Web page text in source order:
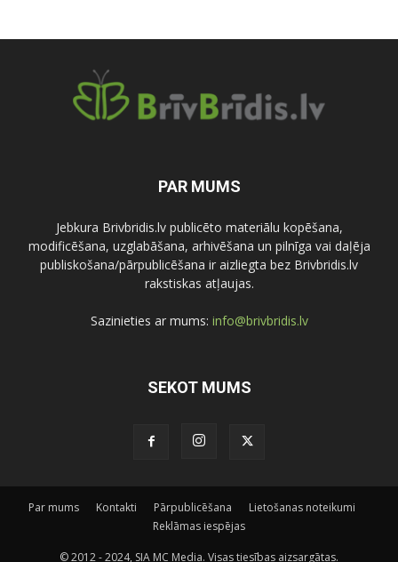
PAR MUMS
Jebkura Brivbridis.lv publicēto materiālu kopēšana,
modificēšana, uzglabāšana, arhivēšana un pilnīga vai daļēja
publiskošana/pārpublicēšana ir aizliegta bez Brivbridis.lv
rakstiskas atļaujas.
Sazinieties ar mums: info@brivbridis.lv
SEKOT MUMS
Par mums Kontakti Pārpublicēšana
Lietošanas noteikumi
Reklāmas iespējas
© 2012 - 2024, SIA MC Media. Visas tiesības aizsargātas.